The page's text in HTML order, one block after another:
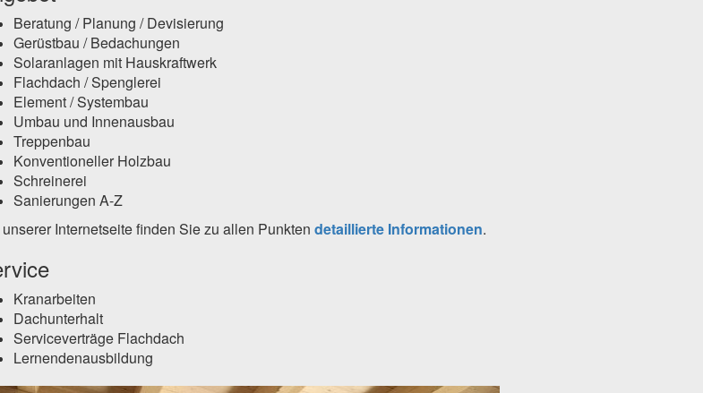
Beratung / Planung / Devisierung
Gerüstbau / Bedachungen
Solaranlagen mit Hauskraftwerk
Flachdach / Spenglerei
Element / Systembau
Umbau und Innenausbau
Treppenbau
Konventioneller Holzbau
Schreinerei
Sanierungen A-Z
Internetseite finden Sie zu allen Punkten detaillierte Informationen.
Kranarbeiten
Dachunterhalt
Serviceverträge Flachdach
Lernendenausbildung